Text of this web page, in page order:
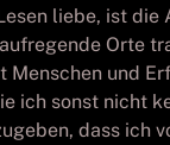
liebe, ist die
Orte
Menschen und
ich sonst nicht
dass ich